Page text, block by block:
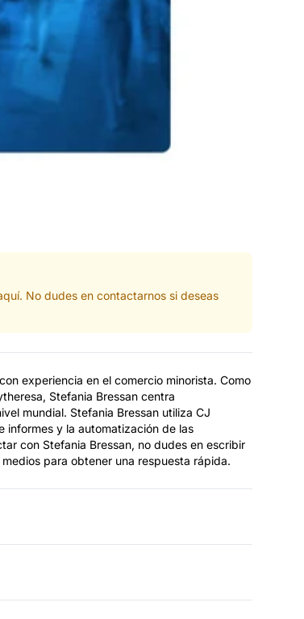
No dudes en contactarnos si deseas
experiencia en el comercio minorista. Como
Stefania Bressan centra
mundial. Stefania Bressan utiliza CJ
informes y la automatización de las
con Stefania Bressan, no dudes en escribir
para obtener una respuesta rápida.